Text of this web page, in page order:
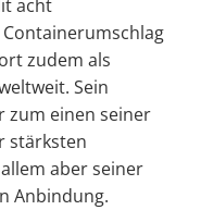
acht
zudem als
Sein
zum einen seiner
stärksten
aber seiner
Anbindung.